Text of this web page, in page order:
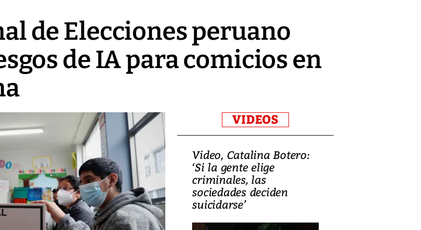
de Elecciones peruano
de IA para comicios en
VIDEOS
Video, Japón: Terremoto
deja heridos y graves
daños en Kumamoto
Video, Catalina Botero:
‘Si la gente elige
criminales, las
sociedades deciden
suicidarse’